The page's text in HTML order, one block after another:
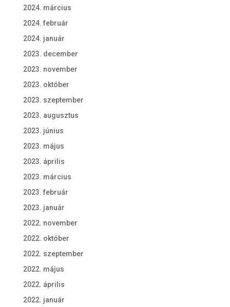
2024. március
2024. február
2024. január
2023. december
2023. november
2023. október
2023. szeptember
2023. augusztus
2023. június
2023. május
2023. április
2023. március
2023. február
2023. január
2022. november
2022. október
2022. szeptember
2022. május
2022. április
2022. január